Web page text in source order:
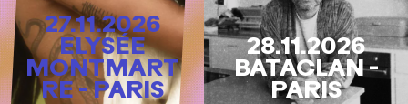
27.11.2026
ELYSÉE
MONTMART
RE - PARIS
28.11.2026
BATACLAN -
PARIS